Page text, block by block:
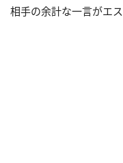
相手の余計な一言がエ